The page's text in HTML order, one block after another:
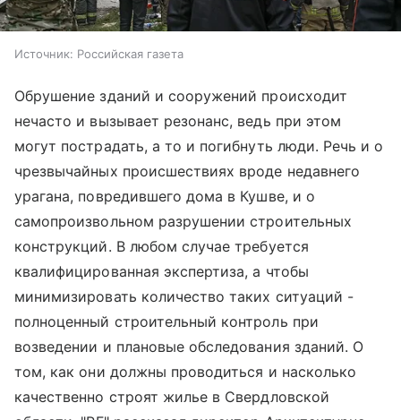
Источник: Российская газета
Обрушение зданий и сооружений происходит
нечасто и вызывает резонанс, ведь при этом
могут пострадать, а то и погибнуть люди. Речь и о
чрезвычайных происшествиях вроде недавнего
урагана, повредившего дома в Кушве, и о
самопроизвольном разрушении строительных
конструкций. В любом случае требуется
квалифицированная экспертиза, а чтобы
минимизировать количество таких ситуаций -
полноценный строительный контроль при
возведении и плановые обследования зданий. О
том, как они должны проводиться и насколько
качественно строят жилье в Свердловской